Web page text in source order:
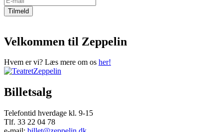
Velkommen til Zeppelin
Hvem er vi? Læs mere om os her!
Billetsalg
Telefontid hverdage kl. 9-15
Tlf. 33 22 04 78